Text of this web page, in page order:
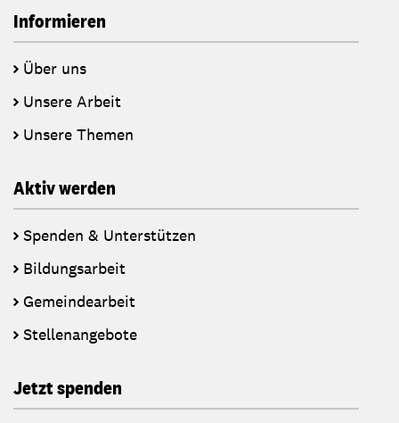
Informieren
Über uns
Unsere Arbeit
Unsere Themen
Aktiv werden
Spenden & Unterstützen
Bildungsarbeit
Gemeindearbeit
Stellenangebote
Jetzt spenden